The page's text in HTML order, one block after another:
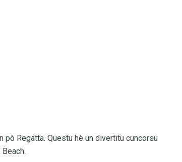
pò Regatta. Questu hè un divertitu cuncorsu